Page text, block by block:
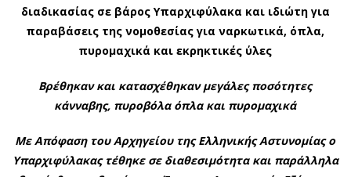
διαδικασίας σε βάρος Υπαρχιφύλακα και ιδιώτη για
παραβάσεις της νομοθεσίας για ναρκωτικά, όπλα,
πυρομαχικά και εκρηκτικές ύλες
Βρέθηκαν και κατασχέθηκαν μεγάλες ποσότητες
κάνναβης, πυροβόλα όπλα και πυρομαχικά
Με Απόφαση του Αρχηγείου της Ελληνικής Αστυνομίας ο
Υπαρχιφύλακας τέθηκε σε διαθεσιμότητα και παράλληλα